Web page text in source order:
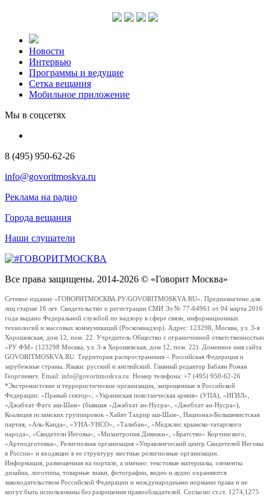
Новости
Интервью
Программы и ведущие
Сетка вещания
Мобильное приложение
Мы в соцсетях
8 (495) 950-62-26
info@govoritmoskva.ru
Реклама на радио
Города вещания
Наши слушатели
Все права защищены. 2014-2026 © «Говорит Москва»
Сетевое издание «ГОВОРИТМОСКВА.РУ/GOVORITMOSKVA.RU». Предназначено для
лиц старше 16 лет. Свидетельство о регистрации СМИ Эл № 77-64961 от 04 марта 2016
года выдано Федеральной службой по надзору в сфере связи, информационных
технологий и массовых коммуникаций (Роскомнадзор). Адрес: 123298, Москва, ул. 3-я
Хорошевская, дом 12, пом. 22. Учредитель Общество с ограниченной ответственностью
«РУ ФМ» (123298 Москва, ул. 3-я Хорошевская, дом 12, пом. 22). Доменное имя сайта
GOVORITMOSKVA.RU. Территория распространения – Российская Федерация и
зарубежные страны. Языки: русский и английский. Главный редактор Бабаян Роман
Георгиевич. Email: info@govoritmoskva.ru. Номер телефона: +7 (495) 950-62-26
*Экстремистские и террористические организации, запрещенные в Российской
Федерации: «Правый сектор», «Украинская повстанческая армия» (УПА), «ИГИЛ»,
«Джабхат Фатх аш-Шам» (бывшая «Джабхат ан-Нусра», «Джебхат ан-Нусра»),
Коалиция исламских группировок «Хайят Тахрир аш-Шам», Национал-Большевистская
партия, «Аль-Каида», «УНА-УНСО», «Талибан», «Меджлис крымско-татарского
народа», «Свидетели Иеговы», «Мизантропик Дивижн», «Братство» Корчинского,
«Артподготовка», Религиозная организация «Управленческий центр Свидетелей Иеговы
в России» и входящие в ее структуру местные религиозные организации.
Информация, размещенная на портале, а именно: текстовые материалы, элементы
дизайна, логотипы, товарные знаки, фотографии, видео и аудио охраняются
законодательством Российской Федерации и международными нормами права и не
могут быть использованы без разрешения правообладателей. Согласно ст.ст. 1274,1275